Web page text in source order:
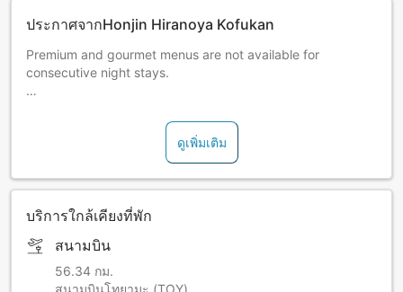
ประกาศจากHonjin Hiranoya Kofukan
Premium and gourmet menus are not available for
consecutive night stays.
system will be introduced starting from October 1, 2025.
The rate per person per night depends on accommodation
fees (room charge only) as follows.
- For accommodation fees less than JPY 10,000: JPY 100
30,000: JPY 200
*The accommodation tax must be paid on site.
- Taxation does not apply to those who are under 12 years
of age (includes 12-year-old elementary school students).
ดูเพิ่มเติม
บริการใกล้เคียงที่พัก
สนามบิน
56.34 กม.